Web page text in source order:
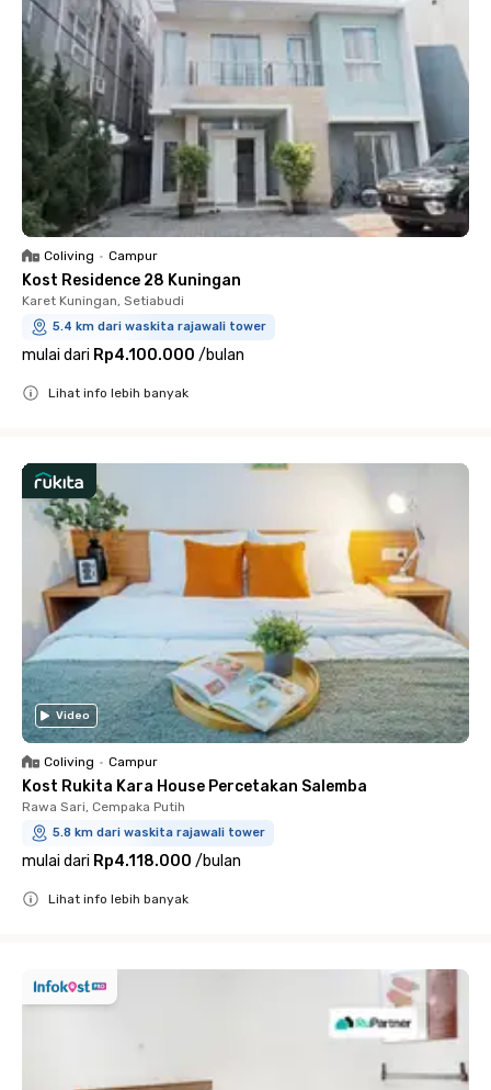
Coliving • Campur
Kost Residence 28 Kuningan
Karet Kuningan, Setiabudi
5.4 km dari waskita rajawali tower
mulai dari Rp4.100.000 /bulan
Lihat info lebih banyak
Video
Coliving • Campur
Kost Rukita Kara House Percetakan Salemba
Rawa Sari, Cempaka Putih
5.8 km dari waskita rajawali tower
mulai dari Rp4.118.000 /bulan
Lihat info lebih banyak